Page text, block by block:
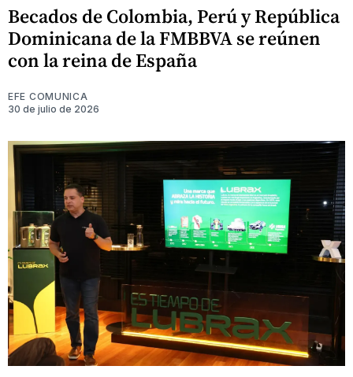
Becados de Colombia, Perú y República
Dominicana de la FMBBVA se reúnen
con la reina de España
EFE COMUNICA
30 de julio de 2026